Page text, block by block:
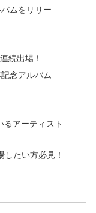
ムをリリー
続出場！
念アルバム
るアーティスト
たい方必見！